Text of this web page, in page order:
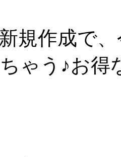
規作成で
ちゃう♪お